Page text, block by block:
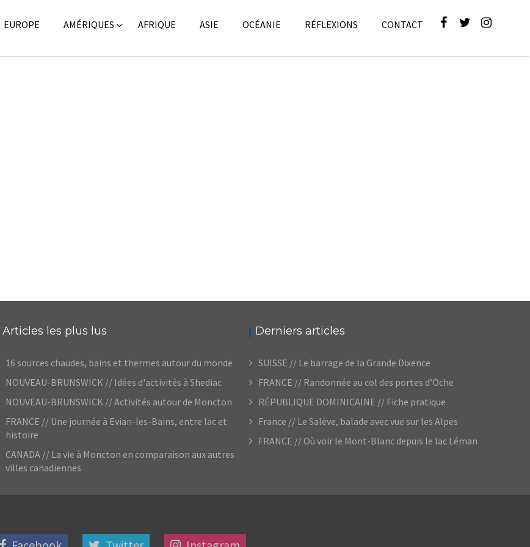
EUROPE AMÉRIQUES AFRIQUE ASIE OCÉANIE RÉFLEXIONS CONTACT
Articles les plus lus
16 sources chaudes, bains et thermes autour du monde
NOUVEAU-BRUNSWICK // Idées d'activités à Shediac
NOUVEAU-BRUNSWICK // Activités autour de Moncton
FRANCE // Une journée à Evian-les-Bains, entre lac et
histoire
CANADA // La vie à Moncton en comparaison aux autres
villes canadiennes
Derniers articles
SUISSE // Le barrage de la Grande Dixence
FRANCE // Randonnée au col des portes d’Oche
RÉPUBLIQUE DOMINICAINE // Fiche pratique
France // Le Salève, balade avec vue sur les Alpes
FRANCE // Où voir le Mont-Blanc depuis le lac Léman